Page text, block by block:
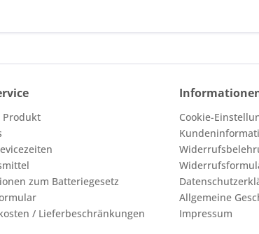
Produkt
zum Batteriegesetz
/ Lieferbeschränkungen
Cookie-
Allgemeine
Impressum